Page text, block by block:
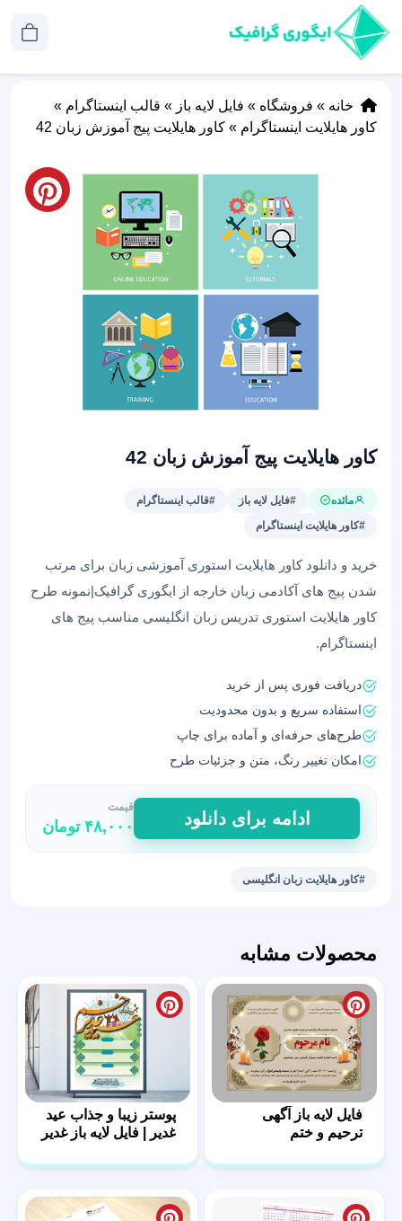
خانه » فروشگاه » فایل لایه باز » قالب اینستاگرام »
کاور هایلایت اینستاگرام » کاور هایلایت پیج آموزش زبان 42
کاور هایلایت پیج آموزش زبان 42
مائده #فایل لایه باز
#قالب اینستاگرام
#کاور هایلایت اینستاگرام
خرید و دانلود کاور هایلایت استوری آموزشی زبان برای مرتب
شدن پیج های آکادمی زبان خارجه از ایگوری گرافیک|نمونه طرح
کاور هایلایت استوری تدریس زبان انگلیسی مناسب پیج های
اینستاگرام.
دریافت فوری پس از خرید
استفاده سریع و بدون محدودیت
طرح‌های حرفه‌ای و آماده برای چاپ
امکان تغییر رنگ، متن و جزئیات طرح
کاور
هایلایت
پیج
آموزش
ادامه برای دانلود
قیمت
۴۸,۰۰۰ تومان
#کاور هایلایت زبان انگلیسی
محصولات مشابه
فایل لایه باز آگهی
ترحیم و ختم
پوستر زیبا و جذاب عید
غدیر | فایل لایه باز غدیر